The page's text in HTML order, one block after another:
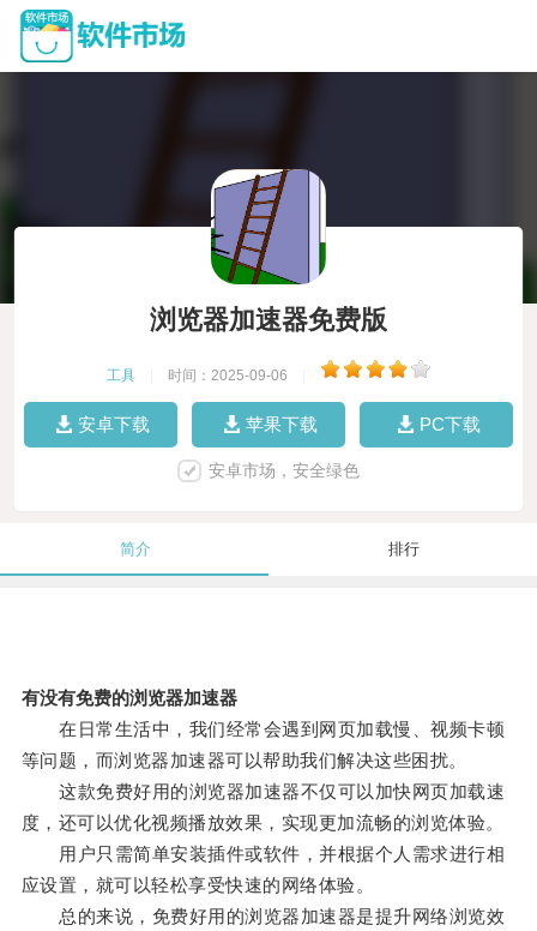
浏览器加速器免费版
工具 时间：2025-09-06
安卓下载 苹果下载 PC下载
安卓市场，安全绿色
简介 排行
有没有免费的浏览器加速器
在日常生活中，我们经常会遇到网页加载慢、视频卡顿
等问题，而浏览器加速器可以帮助我们解决这些困扰。
这款免费好用的浏览器加速器不仅可以加快网页加载速
度，还可以优化视频播放效果，实现更加流畅的浏览体验。
用户只需简单安装插件或软件，并根据个人需求进行相
应设置，就可以轻松享受快速的网络体验。
总的来说，免费好用的浏览器加速器是提升网络浏览效